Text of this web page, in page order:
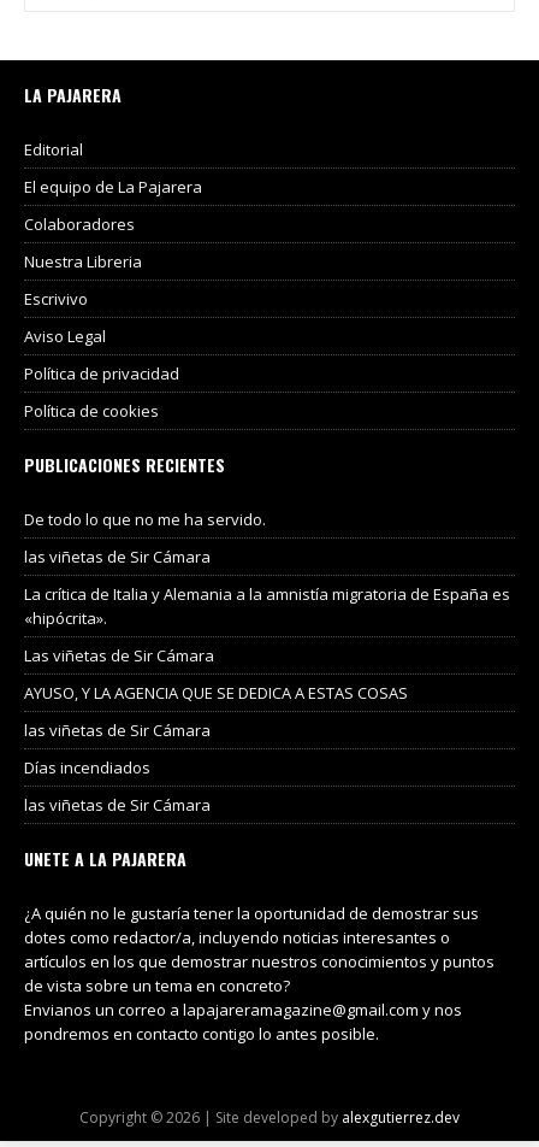
LA PAJARERA
Editorial
El equipo de La Pajarera
Colaboradores
Nuestra Libreria
Escrivivo
Aviso Legal
Política de privacidad
Política de cookies
PUBLICACIONES RECIENTES
De todo lo que no me ha servido.
las viñetas de Sir Cámara
La crítica de Italia y Alemania a la amnistía migratoria de España es
«hipócrita».
Las viñetas de Sir Cámara
AYUSO, Y LA AGENCIA QUE SE DEDICA A ESTAS COSAS
las viñetas de Sir Cámara
Días incendiados
las viñetas de Sir Cámara
UNETE A LA PAJARERA
¿A quién no le gustaría tener la oportunidad de demostrar sus
dotes como redactor/a, incluyendo noticias interesantes o
artículos en los que demostrar nuestros conocimientos y puntos
de vista sobre un tema en concreto?
Envianos un correo a lapajareramagazine@gmail.com y nos
pondremos en contacto contigo lo antes posible.
Copyright © 2026 | Site developed by alexgutierrez.dev